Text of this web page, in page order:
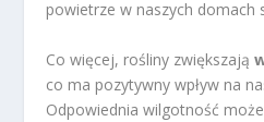
powietrze w naszych domach
Co więcej, rośliny zwiększają
co ma pozytywny wpływ na
Odpowiednia wilgotność